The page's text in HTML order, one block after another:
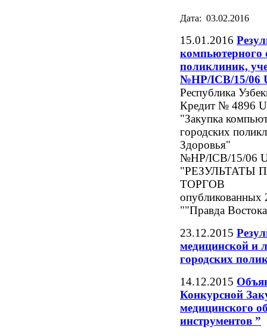
Дата: 03.02.2016
15.01.2016
компьютерного
поликлиник,
№HP/ICB/15/06
Республика
Кредит № 4896
"Закупка
городских
Здоровья"
№HP/ICB/
"РЕЗУЛЬТАТЫ
ТОРГОВ
опубликованных
""Правда
23.12.2015
медицинской и
городских
14.12.2015
Конкурсной
медицинского
инструментов ”